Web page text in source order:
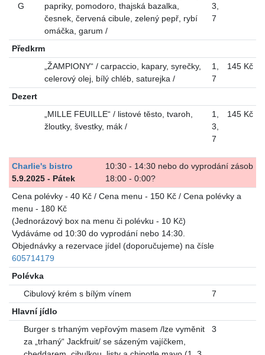
G
papriky, pomodoro, thajská bazalka,
česnek, červená cibule, zelený pepř, rybí
omáčka, garum /
3
7
Předkrm
„ŽAMPIONY“ / carpaccio, kapary, syrečky,
celerový olej, bílý chléb, saturejka /
1
7
145 Kč
Dezert
„MILLE FEUILLE“ / listové těsto, tvaroh,
žloutky, švestky, mák /
1
3
7
145 Kč
10:30 - 14:30 nebo do vyprodání zásob
18:00 - 0:00?
Charlie's bistro
5.9.2025 - Pátek
Cena polévky - 40 Kč / Cena menu - 150 Kč / Cena polévky a
menu - 180 Kč
(Jednorázový box na menu či polévku - 10 Kč)
Vydáváme od 10:30 do vyprodání nebo 14:30.
Objednávky a rezervace jídel (doporučujeme) na čísle
605714179
Polévka
Cibulový krém s bílým vínem
7
Hlavní jídlo
Burger s trhaným vepřovým masem /lze vyměnit
za „trhaný“ Jackfruit/ se sázeným vajíčkem,
3